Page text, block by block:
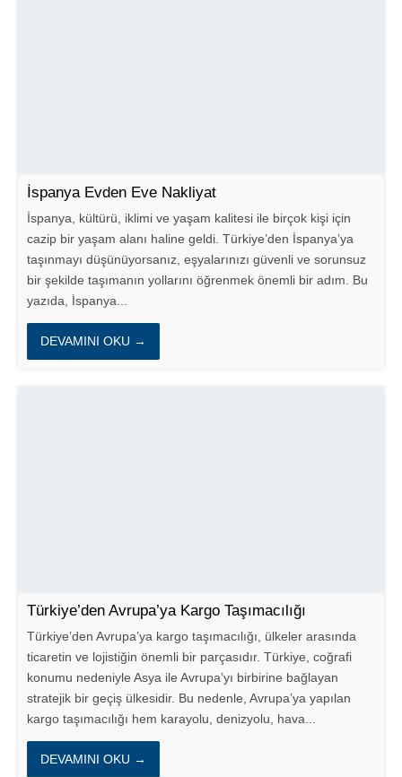
İspanya Evden Eve Nakliyat
İspanya, kültürü, iklimi ve yaşam kalitesi ile birçok kişi için
cazip bir yaşam alanı haline geldi. Türkiye’den İspanya’ya
taşınmayı düşünüyorsanız, eşyalarınızı güvenli ve sorunsuz
bir şekilde taşımanın yollarını öğrenmek önemli bir adım. Bu
yazıda, İspanya...
DEVAMINI OKU →
Türkiye’den Avrupa’ya Kargo Taşımacılığı
Türkiye’den Avrupa’ya kargo taşımacılığı, ülkeler arasında
ticaretin ve lojistiğin önemli bir parçasıdır. Türkiye, coğrafi
konumu nedeniyle Asya ile Avrupa’yı birbirine bağlayan
stratejik bir geçiş ülkesidir. Bu nedenle, Avrupa’ya yapılan
kargo taşımacılığı hem karayolu, denizyolu, hava...
DEVAMINI OKU →